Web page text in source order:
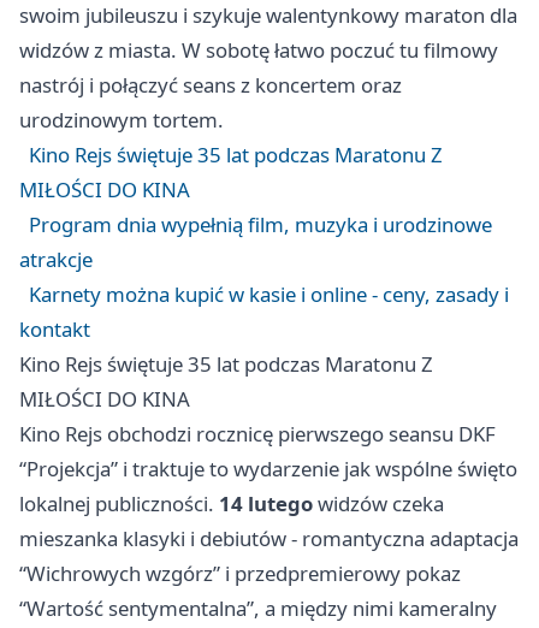
swoim jubileuszu i szykuje walentynkowy maraton dla
widzów z miasta. W sobotę łatwo poczuć tu filmowy
nastrój i połączyć seans z koncertem oraz
urodzinowym tortem.
Kino Rejs świętuje 35 lat podczas Maratonu Z
MIŁOŚCI DO KINA
Program dnia wypełnią film, muzyka i urodzinowe
atrakcje
Karnety można kupić w kasie i online - ceny, zasady i
kontakt
Kino Rejs świętuje 35 lat podczas Maratonu Z
MIŁOŚCI DO KINA
Kino Rejs obchodzi rocznicę pierwszego seansu DKF
“Projekcja” i traktuje to wydarzenie jak wspólne święto
lokalnej publiczności. 14 lutegowidzów czeka
mieszanka klasyki i debiutów - romantyczna adaptacja
“Wichrowych wzgórz” i przedpremierowy pokaz
“Wartość sentymentalna”, a między nimi kameralny